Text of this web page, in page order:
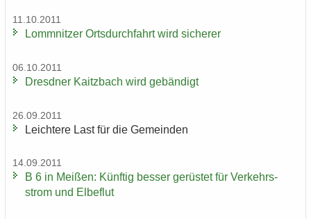
11.10.2011
Lomm­nit­zer Orts­durch­fahrt wird si­che­rer
06.10.2011
Dresd­ner Kaitz­bach wird ge­bän­digt
26.09.2011
Leich­te­re Last für die Ge­mein­den
14.09.2011
B 6 in Mei­ßen: Künf­tig bes­ser ge­rüs­tet für Ver­kehrs­
strom und El­be­flut